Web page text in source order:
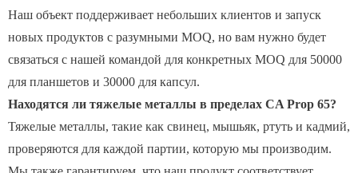
Наш объект поддерживает небольших клиентов и запуск
новых продуктов с разумными MOQ, но вам нужно будет
связаться с нашей командой для конкретных MOQ для 50000
для планшетов и 30000 для капсул.
Находятся ли тяжелые металлы в пределах CA Prop 65?
Тяжелые металлы, такие как свинец, мышьяк, ртуть и кадмий,
проверяются для каждой партии, которую мы производим.